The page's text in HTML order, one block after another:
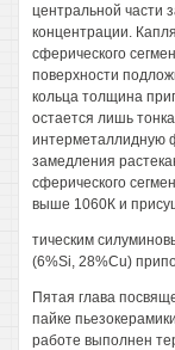
центральной части
концентрации.
сферического
поверхности
кольца толщина
остается лишь
интерметаллидную
замедления
сферического
выше 1060К и
тическим
(6%Si, 28%Cu)
Пятая глава
пайке
работе выполнен